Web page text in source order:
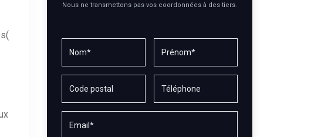
Nous ne transmettons pas vos coordonnées à des tiers.